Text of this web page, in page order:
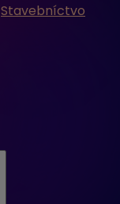
Stavebníctvo